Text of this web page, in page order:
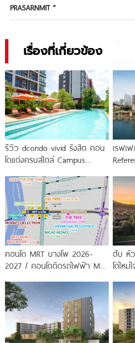
PRASARNMIT"
เรื่องที่เกี่ยวข้อง
รีวิว dcondo vivid รังสิต คอน
โดแต่งครบสไตล์ Campus
พร้อมรับ-ส่ง
เรฟเ
จาก
คอนโด MRT บางโพ 2026-
2027 / คอนโดติดรถไฟฟ้า MRT
ฮับ หั
โดให